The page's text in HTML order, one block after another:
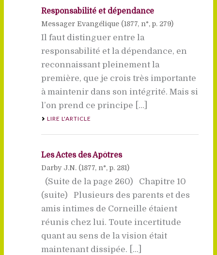
Responsabilité et dépendance
Messager Evangélique (1877, n°, p. 279)
Il faut distinguer entre la
responsabilité et la dépendance, en
reconnaissant pleinement la
première, que je crois très importante
à maintenir dans son intégrité. Mais si
l’on prend ce principe [...]
LIRE L'ARTICLE
Les Actes des Apôtres
Darby J.N. (1877, n°, p. 281)
(Suite de la page 260) Chapitre 10
(suite) Plusieurs des parents et des
amis intimes de Corneille étaient
réunis chez lui. Toute incertitude
quant au sens de la vision était
maintenant dissipée. [...]